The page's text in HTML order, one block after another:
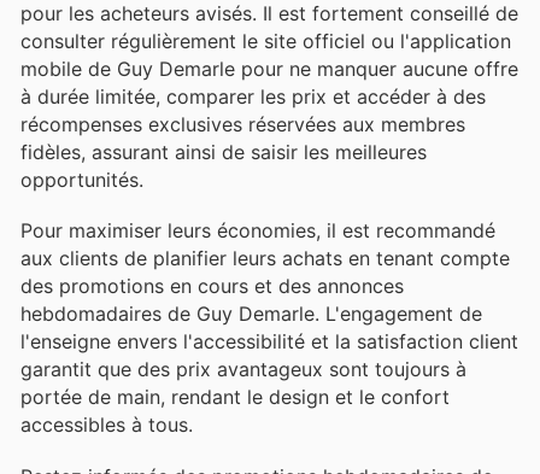
pour les acheteurs avisés. Il est fortement conseillé de
consulter régulièrement le site officiel ou l'application
mobile de Guy Demarle pour ne manquer aucune offre
à durée limitée, comparer les prix et accéder à des
récompenses exclusives réservées aux membres
fidèles, assurant ainsi de saisir les meilleures
opportunités.
Pour maximiser leurs économies, il est recommandé
aux clients de planifier leurs achats en tenant compte
des promotions en cours et des annonces
hebdomadaires de Guy Demarle. L'engagement de
l'enseigne envers l'accessibilité et la satisfaction client
garantit que des prix avantageux sont toujours à
portée de main, rendant le design et le confort
accessibles à tous.